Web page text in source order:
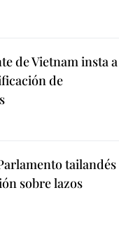
de Vietnam insta a
de
tailandés
sobre lazos